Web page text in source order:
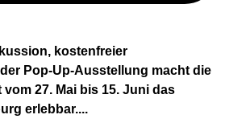
kostenfreier
Pop-Up-Ausstellung macht die
27. Mai bis 15. Juni das
erlebbar....